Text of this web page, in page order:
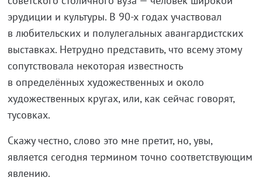
эрудиции и культуры. В 90-хгодах участвовал
в любительских и полулегальных авангардистских
выставках. Нетрудно представить, что всему этому
сопутствовала некоторая известность
в определённых художественных и около
художественных кругах, или, как сейчас говорят,
тусовках.
Скажу честно, слово это мне претит, но, увы,
является сегодня термином точно соответствующим
явлению.